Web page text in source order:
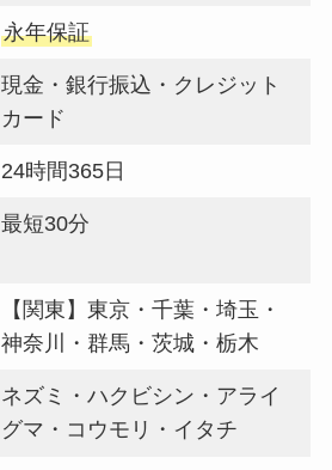
永年保証
現金・銀行振込・クレジット
カード
24時間365日
最短30分
【関東】東京・千葉・埼玉・
神奈川・群馬・茨城・栃木
ネズミ・ハクビシン・アライ
グマ・コウモリ・イタチ